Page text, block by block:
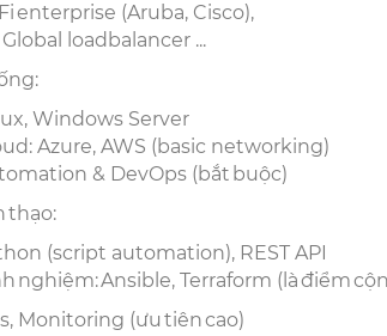
enterprise (Aruba, Cisco),
Global loadbalancer ...
Windows Server
Azure, AWS (basic networking)
& DevOps (bắt buộc)
thạo:
(script automation), REST API
nghiệm: Ansible, Terraform (là điểm
Monitoring (ưu tiên cao)